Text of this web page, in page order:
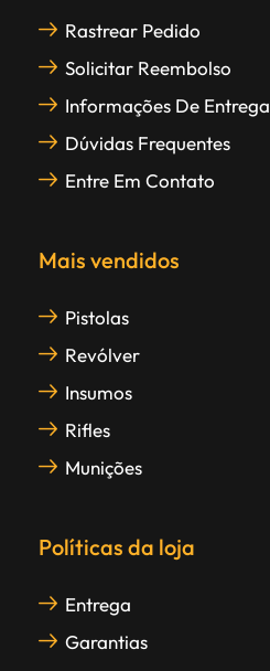
Rastrear Pedido
Solicitar Reembolso
Informações De Entrega
Dúvidas Frequentes
Entre Em Contato
Mais vendidos
Pistolas
Revólver
Insumos
Rifles
Munições
Políticas da loja
Entrega
Garantias